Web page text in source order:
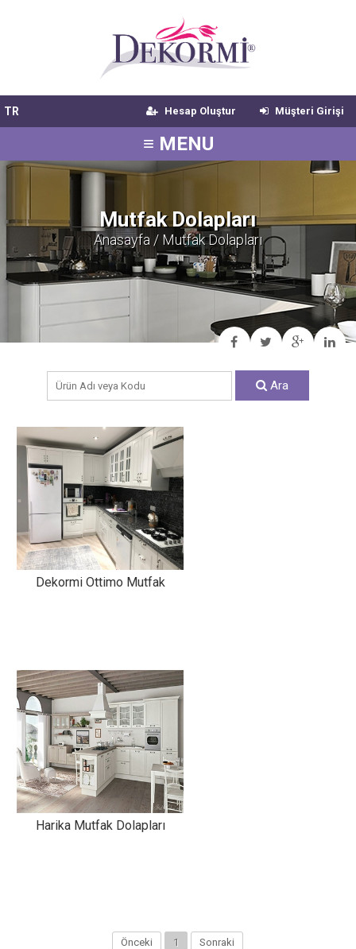
TR Müşteri Girişi
Hesap Oluştur
≡ MENU
Mutfak Dolapları
Anasayfa/ Mutfak Dolapları
Ara
Dekormi Ottimo Mutfak
Harika Mutfak Dolapları
Önceki 1 Sonraki